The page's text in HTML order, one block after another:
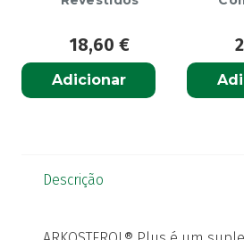
18,60 €
Adicionar
Descrição